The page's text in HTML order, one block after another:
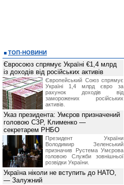
ТОП-НОВИНИ
Євросоюз спрямує Україні €1,4 млрд
із доходів від російських активів
Європейський Союз спрямує
Україні 1,4 млрд євро за
рахунок доходів від
заморожених російських
активів.
Указ президента: Умєров призначений
головою СЗР, Клименко —
секретарем РНБО
Президент України
Володимир Зеленський
призначив Pустема Умєрова
головою Служби зовнішньої
розвідки України.
Україна ніколи не вступить до НАТО,
— Залужний